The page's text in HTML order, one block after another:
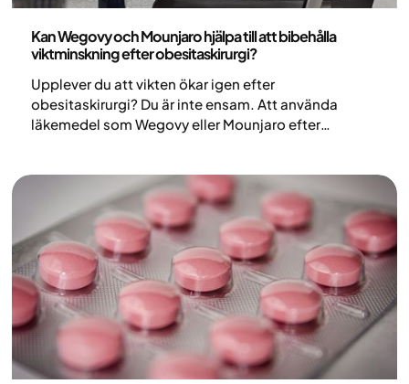
Kan Wegovy och Mounjaro hjälpa till att bibehålla
viktminskning efter obesitaskirurgi?
Upplever du att vikten ökar igen efter
obesitaskirurgi? Du är inte ensam. Att använda
läkemedel som Wegovy eller Mounjaro efter
stödja ytterligare viktminskning. Genom att påverka
de biologiska mekanismer som styr aptiten kan
dessa behandlingar bidra till en mer hållbar
långsiktig viktkontroll. I den här artikeln går vi
igenom hur dessa alternativ kan stödja viktkontroll
efter obesitaskirurgi.